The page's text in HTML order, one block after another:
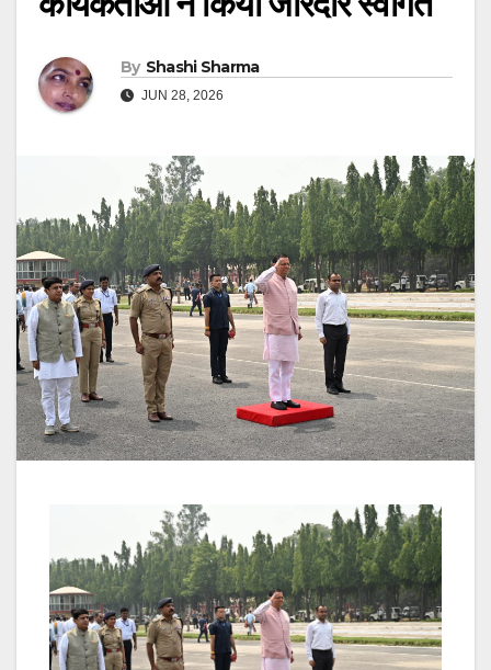
By Shashi Sharma
JUN 28, 2026